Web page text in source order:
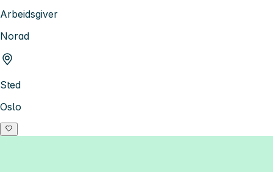
Arbeidsgiver
Norad
Sted
Oslo